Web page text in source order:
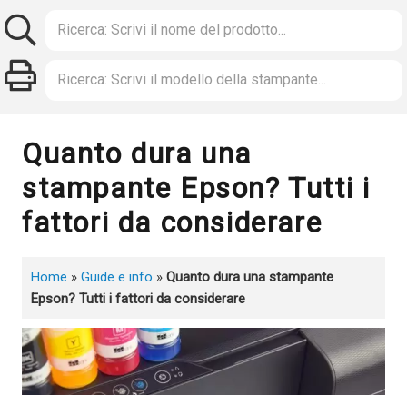
Quanto dura una
stampante Epson? Tutti i
fattori da considerare
Home » Guide e info » Quanto dura una stampante
Epson? Tutti i fattori da considerare